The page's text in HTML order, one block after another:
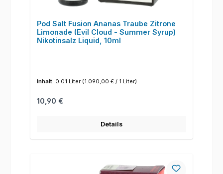
Pod Salt Fusion Ananas Traube Zitrone
Limonade (Evil Cloud - Summer Syrup)
Nikotinsalz Liquid, 10ml
Inhalt: 0.01 Liter (1.090,00 € / 1 Liter)
Regulärer Preis:
10,90 €
Details